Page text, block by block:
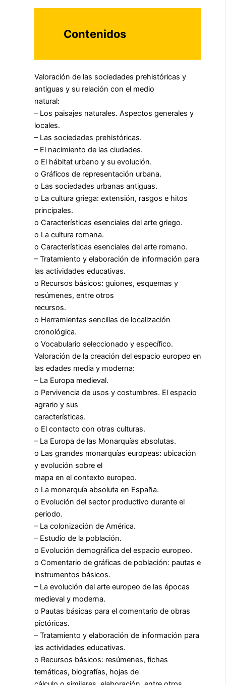
Contenidos
Valoración de las sociedades prehistóricas y
antiguas y su relación con el medio
natural:
– Los paisajes naturales. Aspectos generales y
locales.
– Las sociedades prehistóricas.
– El nacimiento de las ciudades.
o El hábitat urbano y su evolución.
o Gráficos de representación urbana.
o Las sociedades urbanas antiguas.
o La cultura griega: extensión, rasgos e hitos
principales.
o Características esenciales del arte griego.
o La cultura romana.
o Características esenciales del arte romano.
– Tratamiento y elaboración de información para
las actividades educativas.
o Recursos básicos: guiones, esquemas y
resúmenes, entre otros
recursos.
o Herramientas sencillas de localización
cronológica.
o Vocabulario seleccionado y específico.
Valoración de la creación del espacio europeo en
las edades media y moderna:
– La Europa medieval.
o Pervivencia de usos y costumbres. El espacio
agrario y sus
características.
o El contacto con otras culturas.
– La Europa de las Monarquías absolutas.
o Las grandes monarquías europeas: ubicación
y evolución sobre el
mapa en el contexto europeo.
o La monarquía absoluta en España.
o Evolución del sector productivo durante el
periodo.
– La colonización de América.
– Estudio de la población.
o Evolución demográfica del espacio europeo.
o Comentario de gráficas de población: pautas e
instrumentos básicos.
– La evolución del arte europeo de las épocas
medieval y moderna.
o Pautas básicas para el comentario de obras
pictóricas.
– Tratamiento y elaboración de información para
las actividades educativas.
o Recursos básicos: resúmenes, fichas
temáticas, biografías, hojas de